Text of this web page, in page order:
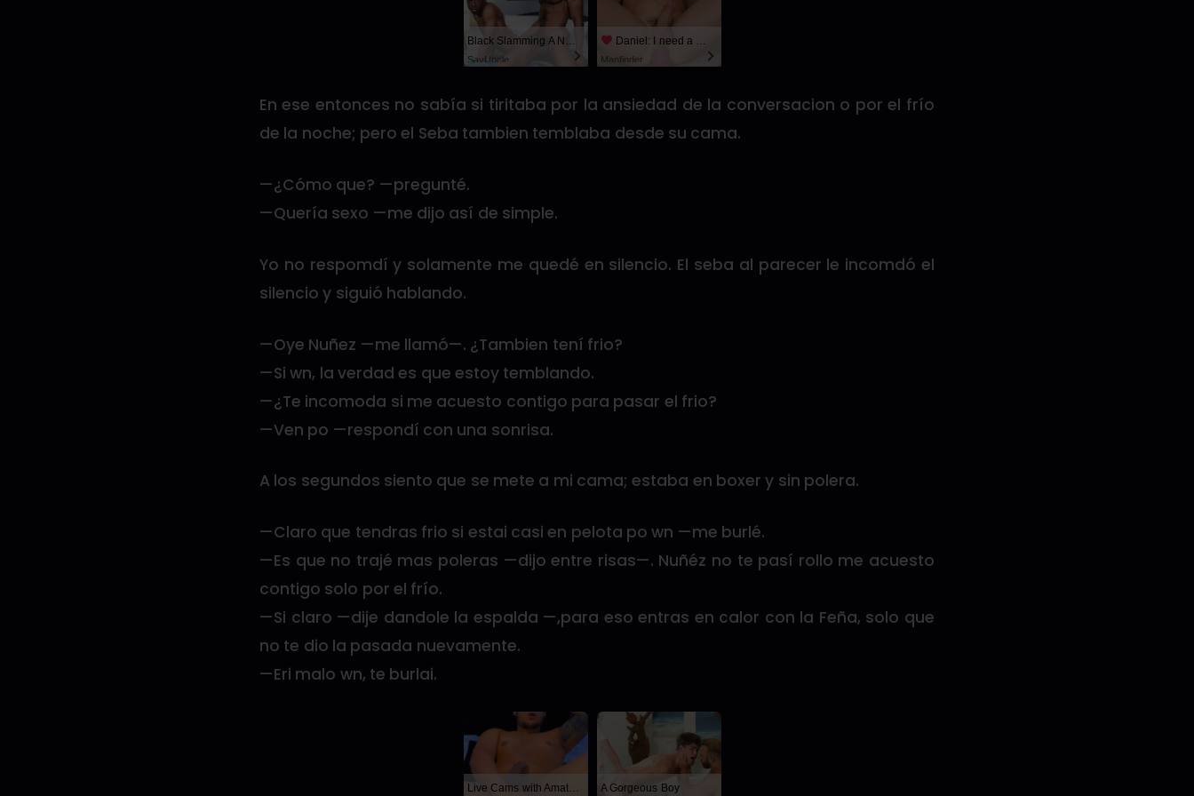
SayUncle
Daniel: I need a man for a spicy night...
Manfinder
En ese entonces no sabía si tiritaba por la ansiedad de la conversacion o por el frío
de la noche; pero el Seba tambien temblaba desde su cama.
—¿Cómo que? —pregunté.
—Quería sexo —me dijo así de simple.
Yo no respomdí y solamente me quedé en silencio. El seba al parecer le incomdó el
silencio y siguió hablando.
—Oye Nuñez —me llamó—. ¿Tambien tení frio?
—Si wn, la verdad es que estoy temblando.
—¿Te incomoda si me acuesto contigo para pasar el frio?
—Ven po —respondí con una sonrisa.
A los segundos siento que se mete a mi cama; estaba en boxer y sin polera.
—Claro que tendras frio si estai casi en pelota po wn —me burlé.
—Es que no trajé mas poleras —dijo entre risas—. Nuñéz no te pasí rollo me acuesto
contigo solo por el frío.
—Si claro —dije dandole la espalda —,para eso entras en calor con la Feña, solo que
no te dio la pasada nuevamente.
—Eri malo wn, te burlai.
Live Cams with Amateur Men A Gorgeous Boy